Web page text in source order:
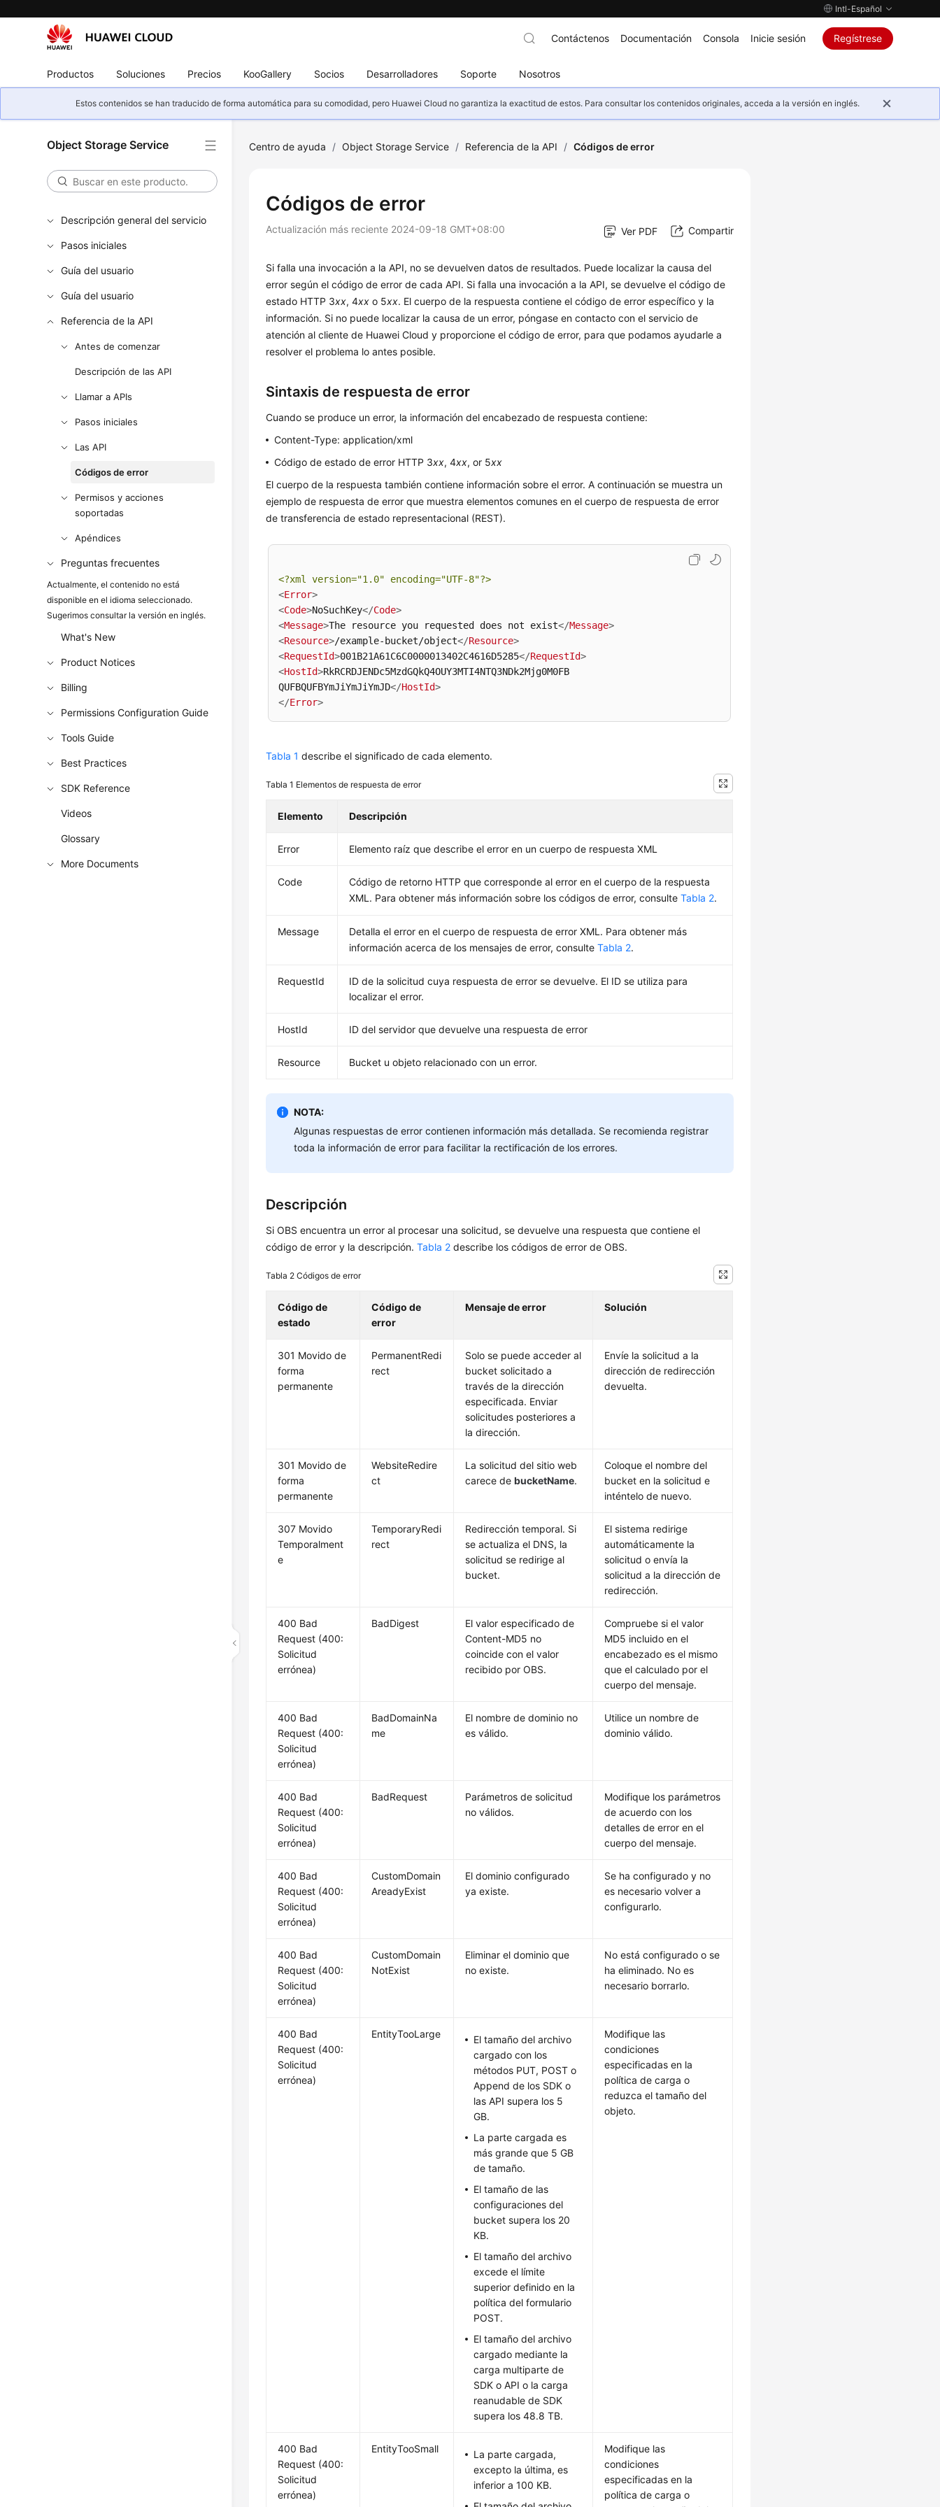
Intl-Español
Productos Soluciones Precios KooGallery Socios Desarrolladores Soporte Nosotros
Contáctenos Documentación Consola Inicie sesión Regístrese
Estos contenidos se han traducido de forma automática para su comodidad, pero Huawei Cloud no garantiza la exactitud de estos. Para consultar los contenidos originales, acceda a la versión en inglés.
Object Storage Service
Descripción general del servicio
Pasos iniciales
Guía del usuario
Guía del usuario
Referencia de la API
Antes de comenzar
Descripción de las API
Llamar a APIs
Pasos iniciales
Las API
Códigos de error
Permisos y acciones
soportadas
Apéndices
Preguntas frecuentes
Actualmente, el contenido no está
disponible en el idioma seleccionado.
Sugerimos consultar la versión en inglés.
What's New
Product Notices
Billing
Permissions Configuration Guide
Tools Guide
Best Practices
SDK Reference
Videos
Glossary
More Documents
Centro de ayuda / Object Storage Service / Referencia de la API / Códigos de error
Códigos de error
Actualización más reciente 2024-09-18 GMT+08:00 Ver PDF Compartir
Si falla una invocación a la API, no se devuelven datos de resultados. Puede localizar la causa del
error según el código de error de cada API. Si falla una invocación a la API, se devuelve el código de
estado HTTP 3xx, 4xx o 5xx. El cuerpo de la respuesta contiene el código de error específico y la
información. Si no puede localizar la causa de un error, póngase en contacto con el servicio de
atención al cliente de Huawei Cloud y proporcione el código de error, para que podamos ayudarle a
resolver el problema lo antes posible.
Sintaxis de respuesta de error
Cuando se produce un error, la información del encabezado de respuesta contiene:
Content-Type: application/xml
Código de estado de error HTTP 3xx, 4xx, or 5xx
El cuerpo de la respuesta también contiene información sobre el error. A continuación se muestra un
ejemplo de respuesta de error que muestra elementos comunes en el cuerpo de respuesta de error
de transferencia de estado representacional (REST).
<?xml version="1.0" encoding="UTF-8"?>
<Error>
<Code>NoSuchKey</Code>
<Message>The resource you requested does not exist</Message>
<Resource>/example-bucket/object</Resource>
<RequestId>001B21A61C6C0000013402C4616D5285</RequestId>
<HostId>RkRCRDJENDc5MzdGQkQ4OUY3MTI4NTQ3NDk2Mjg0M0FB
QUFBQUFBYmJiYmJiYmJD</HostId>
</Error>
Tabla 1 describe el significado de cada elemento.
Tabla 1 Elementos de respuesta de error
Elemento Descripción
Error Elemento raíz que describe el error en un cuerpo de respuesta XML
Code
Código de retorno HTTP que corresponde al error en el cuerpo de la respuesta
XML. Para obtener más información sobre los códigos de error, consulteTabla 2.
Message
Detalla el error en el cuerpo de respuesta de error XML. Para obtener más
información acerca de los mensajes de error, consulteTabla 2.
RequestId
ID de la solicitud cuya respuesta de error se devuelve. El ID se utiliza para
localizar el error.
HostId ID del servidor que devuelve una respuesta de error
Resource Bucket u objeto relacionado con un error.
NOTA:
Algunas respuestas de error contienen información más detallada. Se recomienda registrar
toda la información de error para facilitar la rectificación de los errores.
Descripción
Si OBS encuentra un error al procesar una solicitud, se devuelve una respuesta que contiene el
código de error y la descripción.Tabla 2 describe los códigos de error de OBS.
Tabla 2Códigos de error
Código de
estado
Código de
error
Mensaje de error Solución
301 Movido de
forma
permanente
PermanentRedi
rect
Solo se puede acceder al
bucket solicitado a
través de la dirección
especificada. Enviar
solicitudes posteriores a
la dirección.
Envíe la solicitud a la
dirección de redirección
devuelta.
301 Movido de
forma
permanente
WebsiteRedire
ct
La solicitud del sitio web
carece debucketName.
Coloque el nombre del
bucket en la solicitud e
inténtelo de nuevo.
307 Movido
Temporalment
e
TemporaryRedi
rect
Redirección temporal. Si
se actualiza el DNS, la
solicitud se redirige al
bucket.
El sistema redirige
automáticamente la
solicitud o envía la
solicitud a la dirección de
redirección.
400 Bad
Request (400:
Solicitud
errónea)
BadDigest
El valor especificado de
Content-MD5 no
coincide con el valor
recibido por OBS.
Compruebe si el valor
MD5 incluido en el
encabezado es el mismo
que el calculado por el
cuerpo del mensaje.
400 Bad
Request (400:
Solicitud
errónea)
BadDomainNa
me
El nombre de dominio no
es válido.
Utilice un nombre de
dominio válido.
400 Bad
Request (400:
Solicitud
errónea)
BadRequest
Parámetros de solicitud
no válidos.
Modifique los parámetros
de acuerdo con los
detalles de error en el
cuerpo del mensaje.
400 Bad
Request (400:
Solicitud
errónea)
CustomDomain
AreadyExist
El dominio configurado
ya existe.
Se ha configurado y no
es necesario volver a
configurarlo.
400 Bad
Request (400:
Solicitud
errónea)
CustomDomain
NotExist
Eliminar el dominio que
no existe.
No está configurado o se
ha eliminado. No es
necesario borrarlo.
400 Bad
Request (400:
Solicitud
errónea)
EntityTooLarge
El tamaño del archivo
cargado con los
métodos PUT, POST o
Append de los SDK o
las API supera los 5
GB.
La parte cargada es
más grande que 5 GB
de tamaño.
El tamaño de las
configuraciones del
bucket supera los 20
KB.
El tamaño del archivo
excede el límite
superior definido en la
política del formulario
POST.
El tamaño del archivo
cargado mediante la
carga multiparte de
SDK o API o la carga
reanudable de SDK
supera los 48.8 TB.
Modifique las
condiciones
especificadas en la
política de carga o
reduzca el tamaño del
objeto.
400 Bad
Request (400:
Solicitud
errónea)
EntityTooSmall
La parte cargada,
excepto la última, es
inferior a 100 KB.
Modifique las
condiciones
especificadas en la
política de carga o